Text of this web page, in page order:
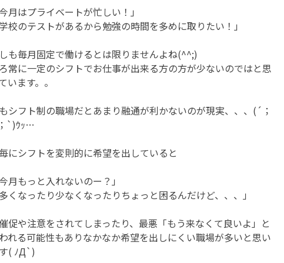
今月はプライベートが忙しい！」
学校のテストがあるから勉強の時間を多めに取りたい！」
も毎月固定で働けるとは限りませんよね(^^;)
常に一定のシフトでお仕事が出来る方の方が少ないのではと思
います。。
シフト制の職場だとあまり融通が利かないのが現実、、、(´；
`)ｳｯ…
にシフトを変則的に希望を出していると
今月もっと入れないのー？」
多くなったり少なくなったりちょっと困るんだけど、、、」
促や注意をされてしまったり、最悪「もう来なくて良いよ」と
れる可能性もありなかなか希望を出しにくい職場が多いと思い
( ﾉД`)